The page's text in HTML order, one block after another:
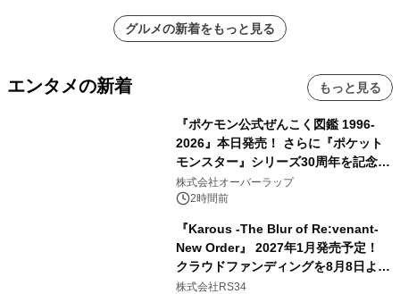
グルメの新着をもっと見る
エンタメの新着 もっと見る
『ポケモン公式ぜんこく図鑑 1996-
2026』本日発売！ さらに『ポケット
モンスター』シリーズ30周年を記念し
た画集『ポケットモンスター ビジュア
ルアートブック』の発売決定！ 2026
株式会社オーバーラップ
2時間前
『Karous -The Blur of Re:venant-
New Order』 2027年1月発売予定！
クラウドファンディングを8月8日より
開始
株式会社RS34